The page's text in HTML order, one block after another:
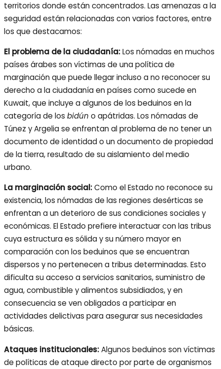
territorios donde están concentrados. Las amenazas a la
seguridad están relacionadas con varios factores, entre
los que destacamos:
El problema de la ciudadanía:Los nómadas en muchos
países árabes son víctimas de una política de
marginación que puede llegar incluso a no reconocer su
derecho a la ciudadanía en países como sucede en
Kuwait, que incluye a algunos de los beduinos en la
categoría de los bidún o apátridas. Los nómadas de
Túnez y Argelia se enfrentan al problema de no tener un
documento de identidad o un documento de propiedad
de la tierra, resultado de su aislamiento del medio
urbano.
La marginación social:Como el Estado no reconoce su
existencia, los nómadas de las regiones desérticas se
enfrentan a un deterioro de sus condiciones sociales y
económicas. El Estado prefiere interactuar con las tribus
cuya estructura es sólida y su número mayor en
comparación con los beduinos que se encuentran
dispersos y no pertenecen a tribus determinadas. Esto
dificulta su acceso a servicios sanitarios, suministro de
agua, combustible y alimentos subsidiados, y en
consecuencia se ven obligados a participar en
actividades delictivas para asegurar sus necesidades
básicas.
Ataques institucionales:Algunos beduinos son víctimas
de políticas de ataque directo por parte de organismos